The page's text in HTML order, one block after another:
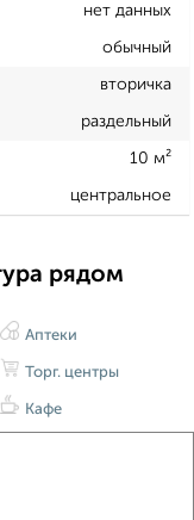
нет данных
обычный
вторичка
раздельный
10 м²
центральное
рядом
Аптеки
Торг. центры
Кафе